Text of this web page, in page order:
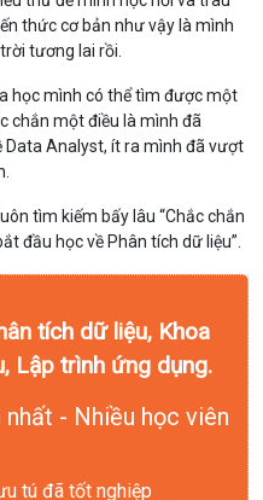
thức cơ bản như vậy là mình
tương lai rồi.
học mình có thể tìm được một
chắn một điều là mình đã
Data Analyst, ít ra mình đã vượt
tìm kiếm bấy lâu “Chắc chắn
đầu học về Phân tích dữ liệu”.
tích dữ liệu, Khoa
Lập trình ứng dụng.
- Nhiều học viên
tú đã tốt nghiệp